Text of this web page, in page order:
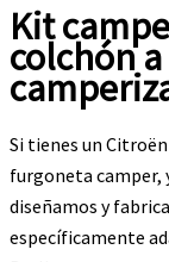
Kit
colchón
Si tienes un
furgoneta camper,
diseñamos y
específicamente